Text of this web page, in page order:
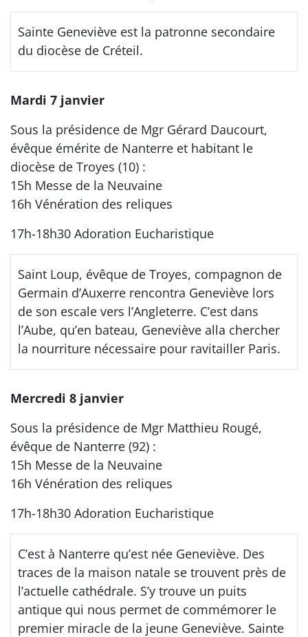
Sainte Geneviève est la patronne secondaire
du diocèse de Créteil.
Mardi 7 janvier
Sous la présidence de Mgr Gérard Daucourt,
évêque émérite de Nanterre et habitant le
diocèse de Troyes (10) :
15h Messe de la Neuvaine
16h Vénération des reliques
17h-18h30 Adoration Eucharistique
Saint Loup, évêque de Troyes, compagnon de
Germain d’Auxerre rencontra Geneviève lors
de son escale vers l’Angleterre. C’est dans
l’Aube, qu’en bateau, Geneviève alla chercher
la nourriture nécessaire pour ravitailler Paris.
Mercredi 8 janvier
Sous la présidence de Mgr Matthieu Rougé,
évêque de Nanterre (92) :
15h Messe de la Neuvaine
16h Vénération des reliques
17h-18h30 Adoration Eucharistique
C’est à Nanterre qu’est née Geneviève. Des
traces de la maison natale se trouvent près de
l’actuelle cathédrale. S’y trouve un puits
antique qui nous permet de commémorer le
premier miracle de la jeune Geneviève. Sainte